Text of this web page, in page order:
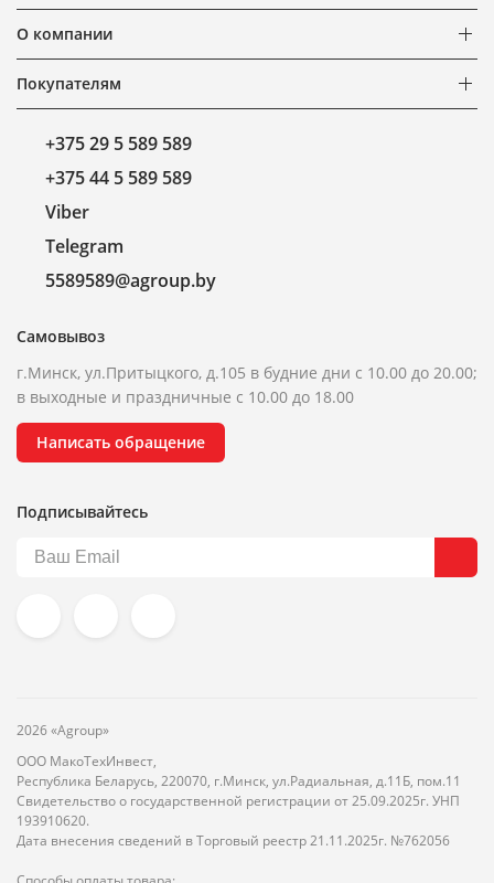
О компании
Покупателям
+375 29 5 589 589
+375 44 5 589 589
Viber
Telegram
5589589@agroup.by
Самовывоз
г.Минск, ул.Притыцкого, д.105 в будние дни с 10.00 до 20.00;
в выходные и праздничные с 10.00 до 18.00
Написать обращение
Подписывайтесь
2026 «Agroup»
ООО МакоТехИнвест,
Республика Беларусь, 220070, г.Минск, ул.Радиальная, д.11Б, пом.11
Свидетельство о государственной регистрации от 25.09.2025г. УНП
193910620.
Дата внесения сведений в Торговый реестр 21.11.2025г. №762056